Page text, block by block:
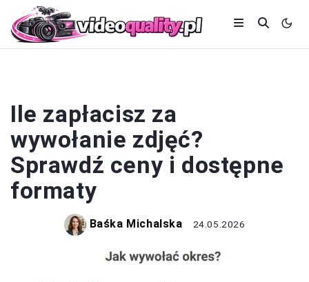
Ile zapłacisz za
wywołanie zdjęć?
Sprawdź ceny i dostępne
formaty
Baśka Michalska 24.05.2026